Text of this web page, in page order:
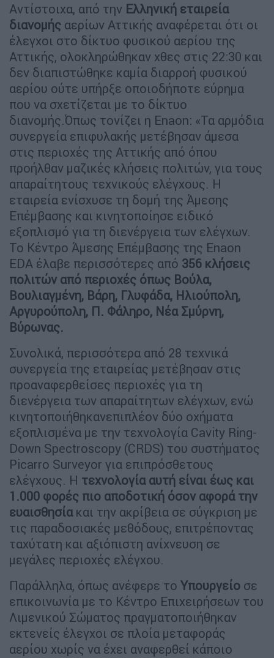
Αντίστοιχα, από την Ελληνική εταιρεία
διανομής αερίων Αττικής αναφέρεται ότι οι
έλεγχοι στο δίκτυο φυσικού αερίου της
Αττικής, ολοκληρώθηκαν χθες στις 22:30 και
δεν διαπιστώθηκε καμία διαρροή φυσικού
αερίου ούτε υπήρξε οποιοδήποτε εύρημα
που να σχετίζεται με το δίκτυο
διανομής.Όπως τονίζει η Enaon: «Τα αρμόδια
συνεργεία επιφυλακής μετέβησαν άμεσα
στις περιοχές της Αττικής από όπου
προήλθαν μαζικές κλήσεις πολιτών, για τους
απαραίτητους τεχνικούς ελέγχους. Η
εταιρεία ενίσχυσε τη δομή της Άμεσης
Επέμβασης και κινητοποίησε ειδικό
εξοπλισμό για τη διενέργεια των ελέγχων.
Το Κέντρο Άμεσης Επέμβασης της Enaon
EDA έλαβε περισσότερες από 356 κλήσεις
πολιτών από περιοχές όπως Βούλα,
Βουλιαγμένη, Βάρη, Γλυφάδα, Ηλιούπολη,
Αργυρούπολη, Π. Φάληρο, Νέα Σμύρνη,
Βύρωνας.
Συνολικά, περισσότερα από 28 τεχνικά
συνεργεία της εταιρείας μετέβησαν στις
προαναφερθείσες περιοχές για τη
διενέργεια των απαραίτητων ελέγχων, ενώ
κινητοποιήθηκανεπιπλέον δύο οχήματα
εξοπλισμένα με την τεχνολογία Cavity Ring-
Down Spectroscopy (CRDS) του συστήματος
Picarro Surveyor για επιπρόσθετους
ελέγχους. Η τεχνολογία αυτή είναι έως και
1.000 φορές πιο αποδοτική όσον αφορά την
ευαισθησίακαι την ακρίβεια σε σύγκριση με
τις παραδοσιακές μεθόδους, επιτρέποντας
ταχύτατη και αξιόπιστη ανίχνευση σε
μεγάλες περιοχές ελέγχου.
Παράλληλα, όπως ανέφερε το Υπουργείο σε
επικοινωνία με το Κέντρο Επιχειρήσεων του
Λιμενικού Σώματος πραγματοποιήθηκαν
εκτενείς έλεγχοι σε πλοία μεταφοράς
αερίου χωρίς να έχει αναφερθεί κάποιο